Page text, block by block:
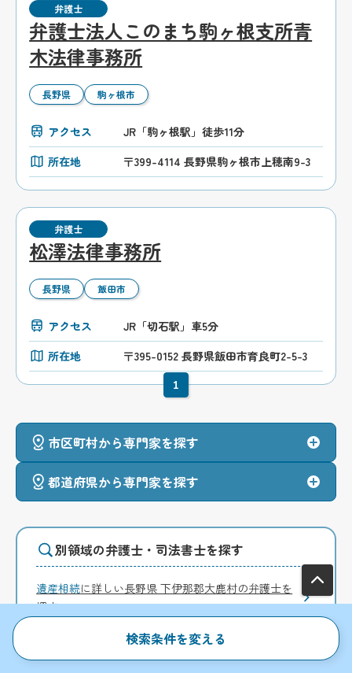
弁護士
弁護士法人このまち駒ヶ根支所青
木法律事務所
長野県 駒ヶ根市
アクセス
JR「駒ヶ根駅」徒歩11分
所在地
〒399-4114 長野県駒ヶ根市上穂南9-3
弁護士
松澤法律事務所
長野県 飯田市
アクセス
JR「切石駅」車5分
所在地
〒395-0152 長野県飯田市育良町2-5-3
1
市区町村から専門家を探す
都道府県から専門家を探す
別領域の弁護士・司法書士を探す
遺産相続に詳しい長野県 下伊那郡大鹿村の弁護士を
探す
遺産相続に詳しい長野県 下伊那郡大鹿村の司法書士
検索条件を変える